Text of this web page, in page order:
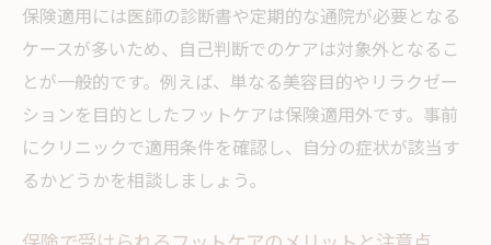
保険適用には医師の診断書や定期的な通院が必要となる
ケースが多いため、自己判断でのケアは対象外となるこ
とが一般的です。例えば、単なる美容目的やリラクゼー
ションを目的としたフットケアは保険適用外です。事前
にクリニックで適用条件を確認し、自分の症状が該当す
るかどうかを相談しましょう。